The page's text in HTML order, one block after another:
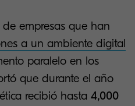
empresas que han
a un ambiente digital
paralelo en los
que durante el año
recibió hasta 4,000